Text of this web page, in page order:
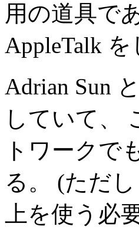
用の道具で
AppleTalk
Adrian Sun
していて、
トワークで
る。 (ただ
上を使う必